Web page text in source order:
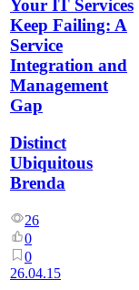
Your IT Services
Keep Failing: A
Service
Integration and
Management
Gap
Distinct
Ubiquitous
Brenda
26
0
0
26.04.15